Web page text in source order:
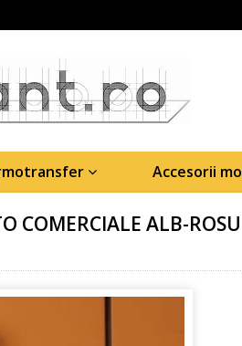
Accesorii
COMERCIALE ALB-